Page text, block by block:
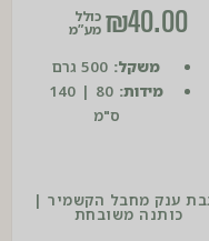
₪40.00 כולל
מע”מ
משקל:
מידות:
80 | 140
ס"מ
ענק מחבל הקשמיר |
כותנה משובחת